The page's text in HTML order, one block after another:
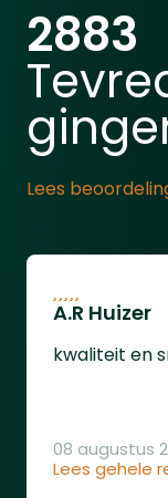
2883
Lees
A.R Huizer
kwaliteit en
Lees gehele
08 augustus